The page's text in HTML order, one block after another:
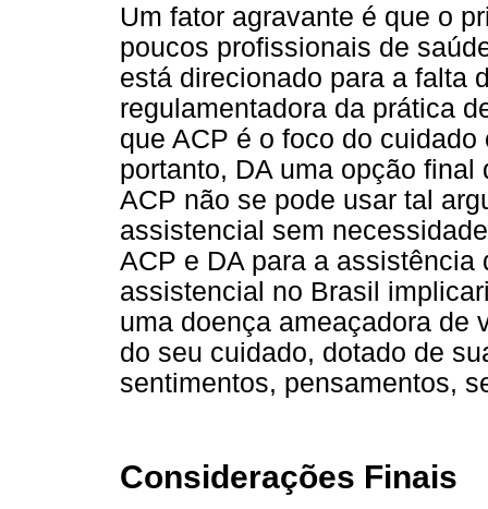
Um fator agravante é que o
poucos profissionais de
está direcionado para a falta
regulamentadora da prática
que ACP é o foco do
portanto, DA uma opção
ACP não se pode usar tal
assistencial sem
ACP e DA para a
assistencial no Brasil
uma doença ameaçadora de
do seu cuidado, dotado de
sentimentos, pensamentos,
Considerações Finais